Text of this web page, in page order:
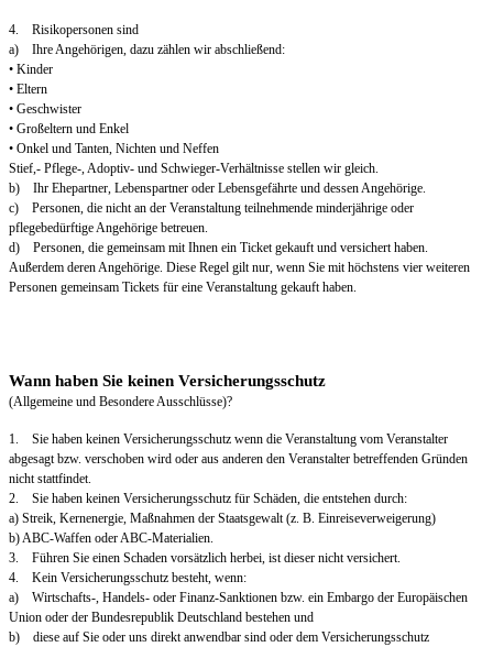
4. Risikopersonen sind
a) Ihre Angehörigen, dazu zählen wir abschließend:
• Kinder
• Eltern
• Geschwister
• Großeltern und Enkel
• Onkel und Tanten, Nichten und Neffen
Stief,- Pflege-, Adoptiv- und Schwieger-Verhältnisse stellen wir gleich.
b) Ihr Ehepartner, Lebenspartner oder Lebensgefährte und dessen Angehörige.
c) Personen, die nicht an der Veranstaltung teilnehmende minderjährige oder
pflegebedürftige Angehörige betreuen.
d) Personen, die gemeinsam mit Ihnen ein Ticket gekauft und versichert haben.
Außerdem deren Angehörige. Diese Regel gilt nur, wenn Sie mit höchstens vier weiteren
Personen gemeinsam Tickets für eine Veranstaltung gekauft haben.
Wann haben Sie keinen Versicherungsschutz
(Allgemeine und Besondere Ausschlüsse)?
1. Sie haben keinen Versicherungsschutz wenn die Veranstaltung vom Veranstalter
abgesagt bzw. verschoben wird oder aus anderen den Veranstalter betreffenden Gründen
nicht stattfindet.
2. Sie haben keinen Versicherungsschutz für Schäden, die entstehen durch:
a) Streik, Kernenergie, Maßnahmen der Staatsgewalt (z. B. Einreiseverweigerung)
b) ABC-Waffen oder ABC-Materialien.
3. Führen Sie einen Schaden vorsätzlich herbei, ist dieser nicht versichert.
4. Kein Versicherungsschutz besteht, wenn:
a) Wirtschafts-, Handels- oder Finanz-Sanktionen bzw. ein Embargo der Europäischen
Union oder der Bundesrepublik Deutschland bestehen und
b) diese auf Sie oder uns direkt anwendbar sind oder dem Versicherungsschutz